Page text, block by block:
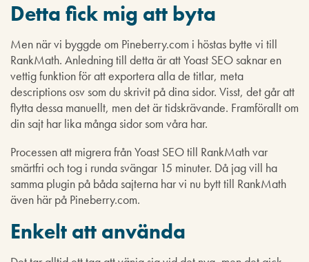
Detta fick mig att byta
Men när vi byggde om Pineberry.com i höstas bytte vi till
RankMath. Anledning till detta är att Yoast SEO saknar en
vettig funktion för att exportera alla de titlar, meta
descriptions osv som du skrivit på dina sidor. Visst, det går att
flytta dessa manuellt, men det är tidskrävande. Framförallt om
din sajt har lika många sidor som våra har.
Processen att migrera från Yoast SEO till RankMath var
smärtfri och tog i runda svängar 15 minuter. Då jag vill ha
samma plugin på båda sajterna har vi nu bytt till RankMath
även här på Pineberry.com.
Enkelt att använda